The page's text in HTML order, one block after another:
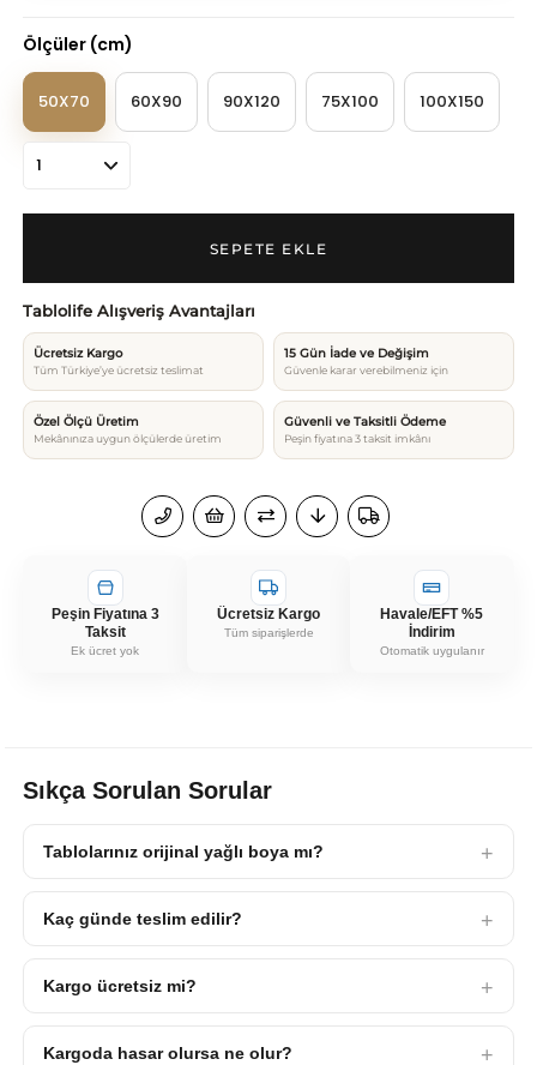
Ölçüler (cm)
50X70 60X90 90X120 75X100 100X150
Tablolife Alışveriş Avantajları
Ücretsiz Kargo
Tüm Türkiye’ye ücretsiz teslimat
15 Gün İade ve Değişim
Güvenle karar verebilmeniz için
Özel Ölçü Üretim
Mekânınıza uygun ölçülerde üretim
Güvenli ve Taksitli Ödeme
Peşin fiyatına 3 taksit imkânı
Peşin Fiyatına 3
Taksit
Ek ücret yok
Ücretsiz Kargo
Tüm siparişlerde
Havale/EFT %5
İndirim
Otomatik uygulanır
Sıkça Sorulan Sorular
Tablolarınız orijinal yağlı boya mı?
Kaç günde teslim edilir?
Kargo ücretsiz mi?
Kargoda hasar olursa ne olur?